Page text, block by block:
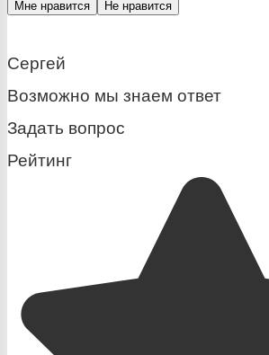
Мне нравится Не нравится
Сергей
Возможно мы знаем ответ
Задать вопрос
Рейтинг